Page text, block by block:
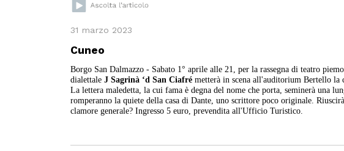
31 marzo 2023
Cuneo
Borgo San Dalmazzo - Sabato 1° aprile alle 21, per la rassegna di teatro
dialettaleJ Sagrinà ‘d San Ciafré metterà in scena all'auditorium Bertello
La lettera maledetta, la cui fama è degna del nome che porta, seminerà una
romperanno la quiete della casa di Dante, uno scrittore poco originale.
clamore generale? Ingresso 5 euro, prevendita all'Ufficio Turistico.